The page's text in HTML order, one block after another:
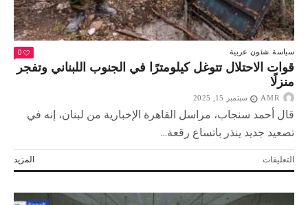
حماس
مغلقة
سياسة شئون عربية 0
قوات الاحتلال تتوغل كيلومترًا في الجنوب اللبناني وتفجر
منزلًا
AMR سبتمبر 15, 2025
قال أحمد سنجاب، مراسل القاهرة الإخبارية من لبنان، إنه في
تصعيد جديد ينذر باتساع رقعة...
المزيد التعليقاتعلى
قوات